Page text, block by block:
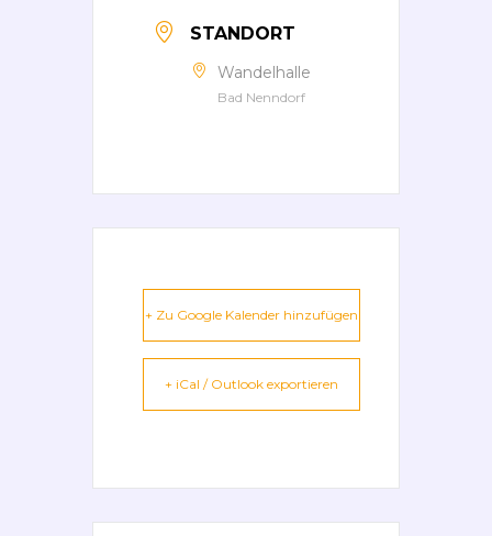
STANDORT
Wandelhalle
Bad Nenndorf
+ Zu Google Kalender hinzufügen
+ iCal / Outlook exportieren